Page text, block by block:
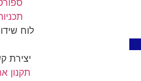
לוח
יצירת
תקנון